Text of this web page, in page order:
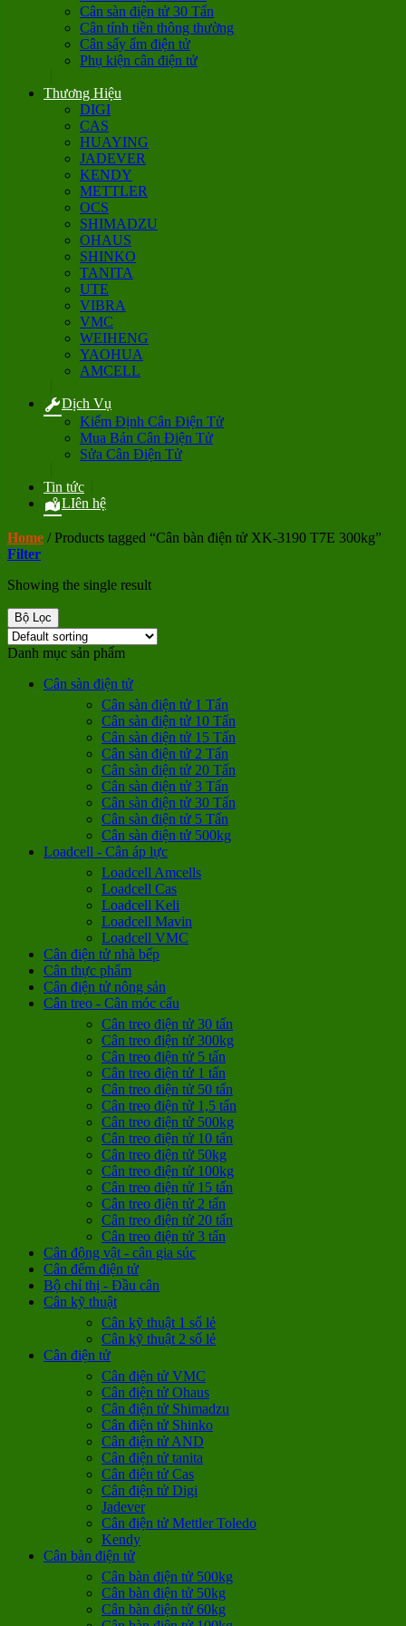
Cân sàn điện tử 30 Tấn
Cân tính tiền thông thường
Cân sấy ẩm điện tử
Phụ kiện cân điện tử
Thương Hiệu
DIGI
CAS
HUAYING
JADEVER
KENDY
METTLER
OCS
SHIMADZU
OHAUS
SHINKO
TANITA
UTE
VIBRA
VMC
WEIHENG
YAOHUA
AMCELL
Dịch Vụ
Kiểm Định Cân Điện Tử
Mua Bán Cân Điện Tử
Sửa Cân Điện Tử
Tin tức
LIên hệ
Home /Products tagged “Cân bàn điện tử XK-3190 T7E 300kg”
Filter
Showing the single result
Bộ Lọc
Danh mục sản phẩm
Cân sàn điện tử
Cân sàn điện tử 1 Tấn
Cân sàn điện tử 10 Tấn
Cân sàn điện tử 15 Tấn
Cân sàn điện tử 2 Tấn
Cân sàn điện tử 20 Tấn
Cân sàn điện tử 3 Tấn
Cân sàn điện tử 30 Tấn
Cân sàn điện tử 5 Tấn
Cân sàn điện tử 500kg
Loadcell - Cân áp lực
Loadcell Amcells
Loadcell Cas
Loadcell Keli
Loadcell Mavin
Loadcell VMC
Cân điện tử nhà bếp
Cân thực phẩm
Cân điện tử nông sản
Cân treo - Cân móc cẩu
Cân treo điện tử 30 tấn
Cân treo điện tử 300kg
Cân treo điện tử 5 tấn
Cân treo điện tử 1 tấn
Cân treo điện tử 50 tấn
Cân treo điện tử 1,5 tấn
Cân treo điện tử 500kg
Cân treo điện tử 10 tấn
Cân treo điện tử 50kg
Cân treo điện tử 100kg
Cân treo điện tử 15 tấn
Cân treo điện tử 2 tấn
Cân treo điện tử 20 tấn
Cân treo điện tử 3 tấn
Cân động vật - cân gia súc
Cân đếm điện tử
Bộ chỉ thị - Đầu cân
Cân kỹ thuật
Cân kỹ thuật 1 số lẻ
Cân kỹ thuật 2 số lẻ
Cân điện tử
Cân điện tử VMC
Cân điện tử Ohaus
Cân điện tử Shimadzu
Cân điện tử Shinko
Cân điện tử AND
Cân điện tử tanita
Cân điện tử Cas
Cân điện tử Digi
Jadever
Cân điện tử Mettler Toledo
Kendy
Cân bàn điện tử
Cân bàn điện tử 500kg
Cân bàn điện tử 50kg
Cân bàn điện tử 60kg